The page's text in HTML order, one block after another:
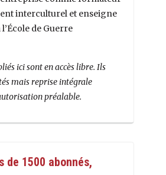
interculturel et enseigne
de Guerre
ici sont en accès libre. Ils
mais reprise intégrale
préalable.
de 1500 abonnés,